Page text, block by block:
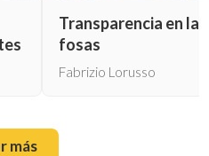
Transparencia en las
fosas
Fabrizio Lorusso
más